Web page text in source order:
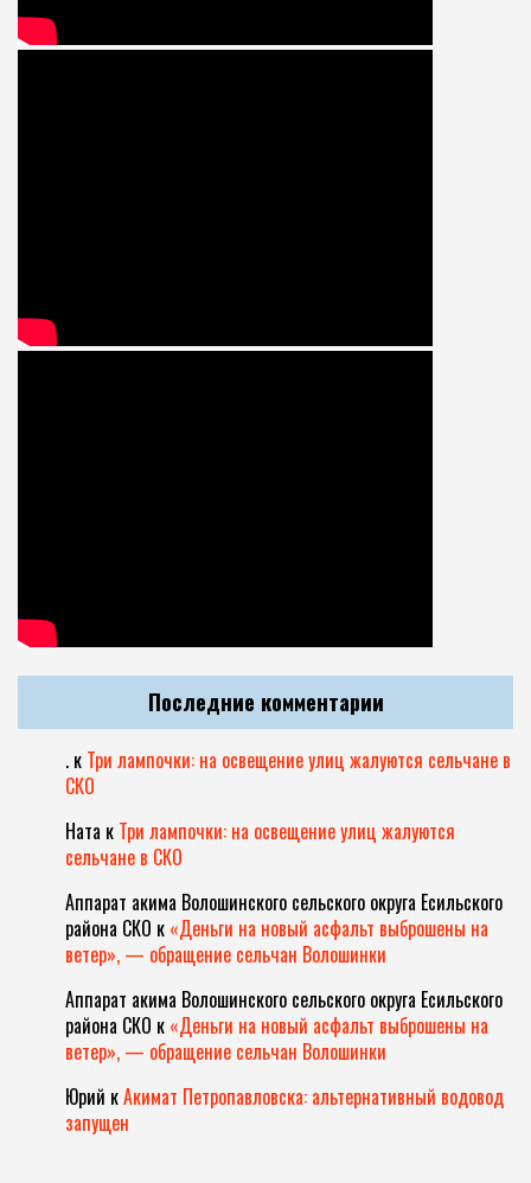
Последние комментарии
. к Три лампочки: на освещение улиц жалуются сельчане в
СКО
Ната к Три лампочки: на освещение улиц жалуются
сельчане в СКО
Аппарат акима Волошинского сельского округа Есильского
района СКО к «Деньги на новый асфальт выброшены на
ветер», — обращение сельчан Волошинки
Аппарат акима Волошинского сельского округа Есильского
района СКО к «Деньги на новый асфальт выброшены на
ветер», — обращение сельчан Волошинки
Юрий кАкимат Петропавловска: альтернативный водовод
запущен